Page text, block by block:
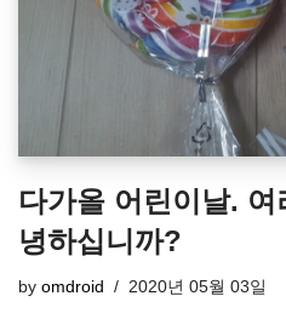
다가올 어린이날.
녕하십니까?
by omdroid 2020년 05월 03일